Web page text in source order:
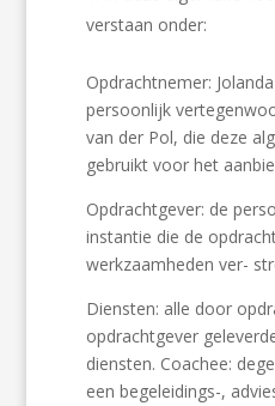
verstaan onder:
Opdrachtnemer:
persoonlijk
van der Pol, die deze
gebruikt voor het
Opdrachtgever: de
instantie die de
werkzaamheden ver-
Diensten: alle door
opdrachtgever
diensten. Coachee:
een begeleidings-,